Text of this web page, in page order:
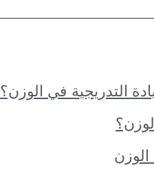
التدريجية في الوزن؟
الوزن